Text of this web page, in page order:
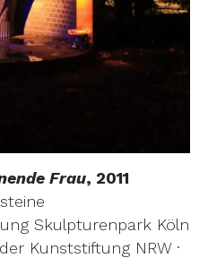
Frau, 2011
Skulpturenpark Köln
Kunststiftung NRW ·